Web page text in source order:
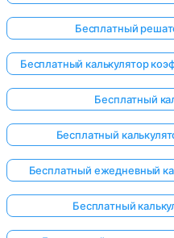
Бесплатный
Бесплатный калькулятор
Бесплатный
Бесплатный
Бесплатный ежедневный
Бесплатный